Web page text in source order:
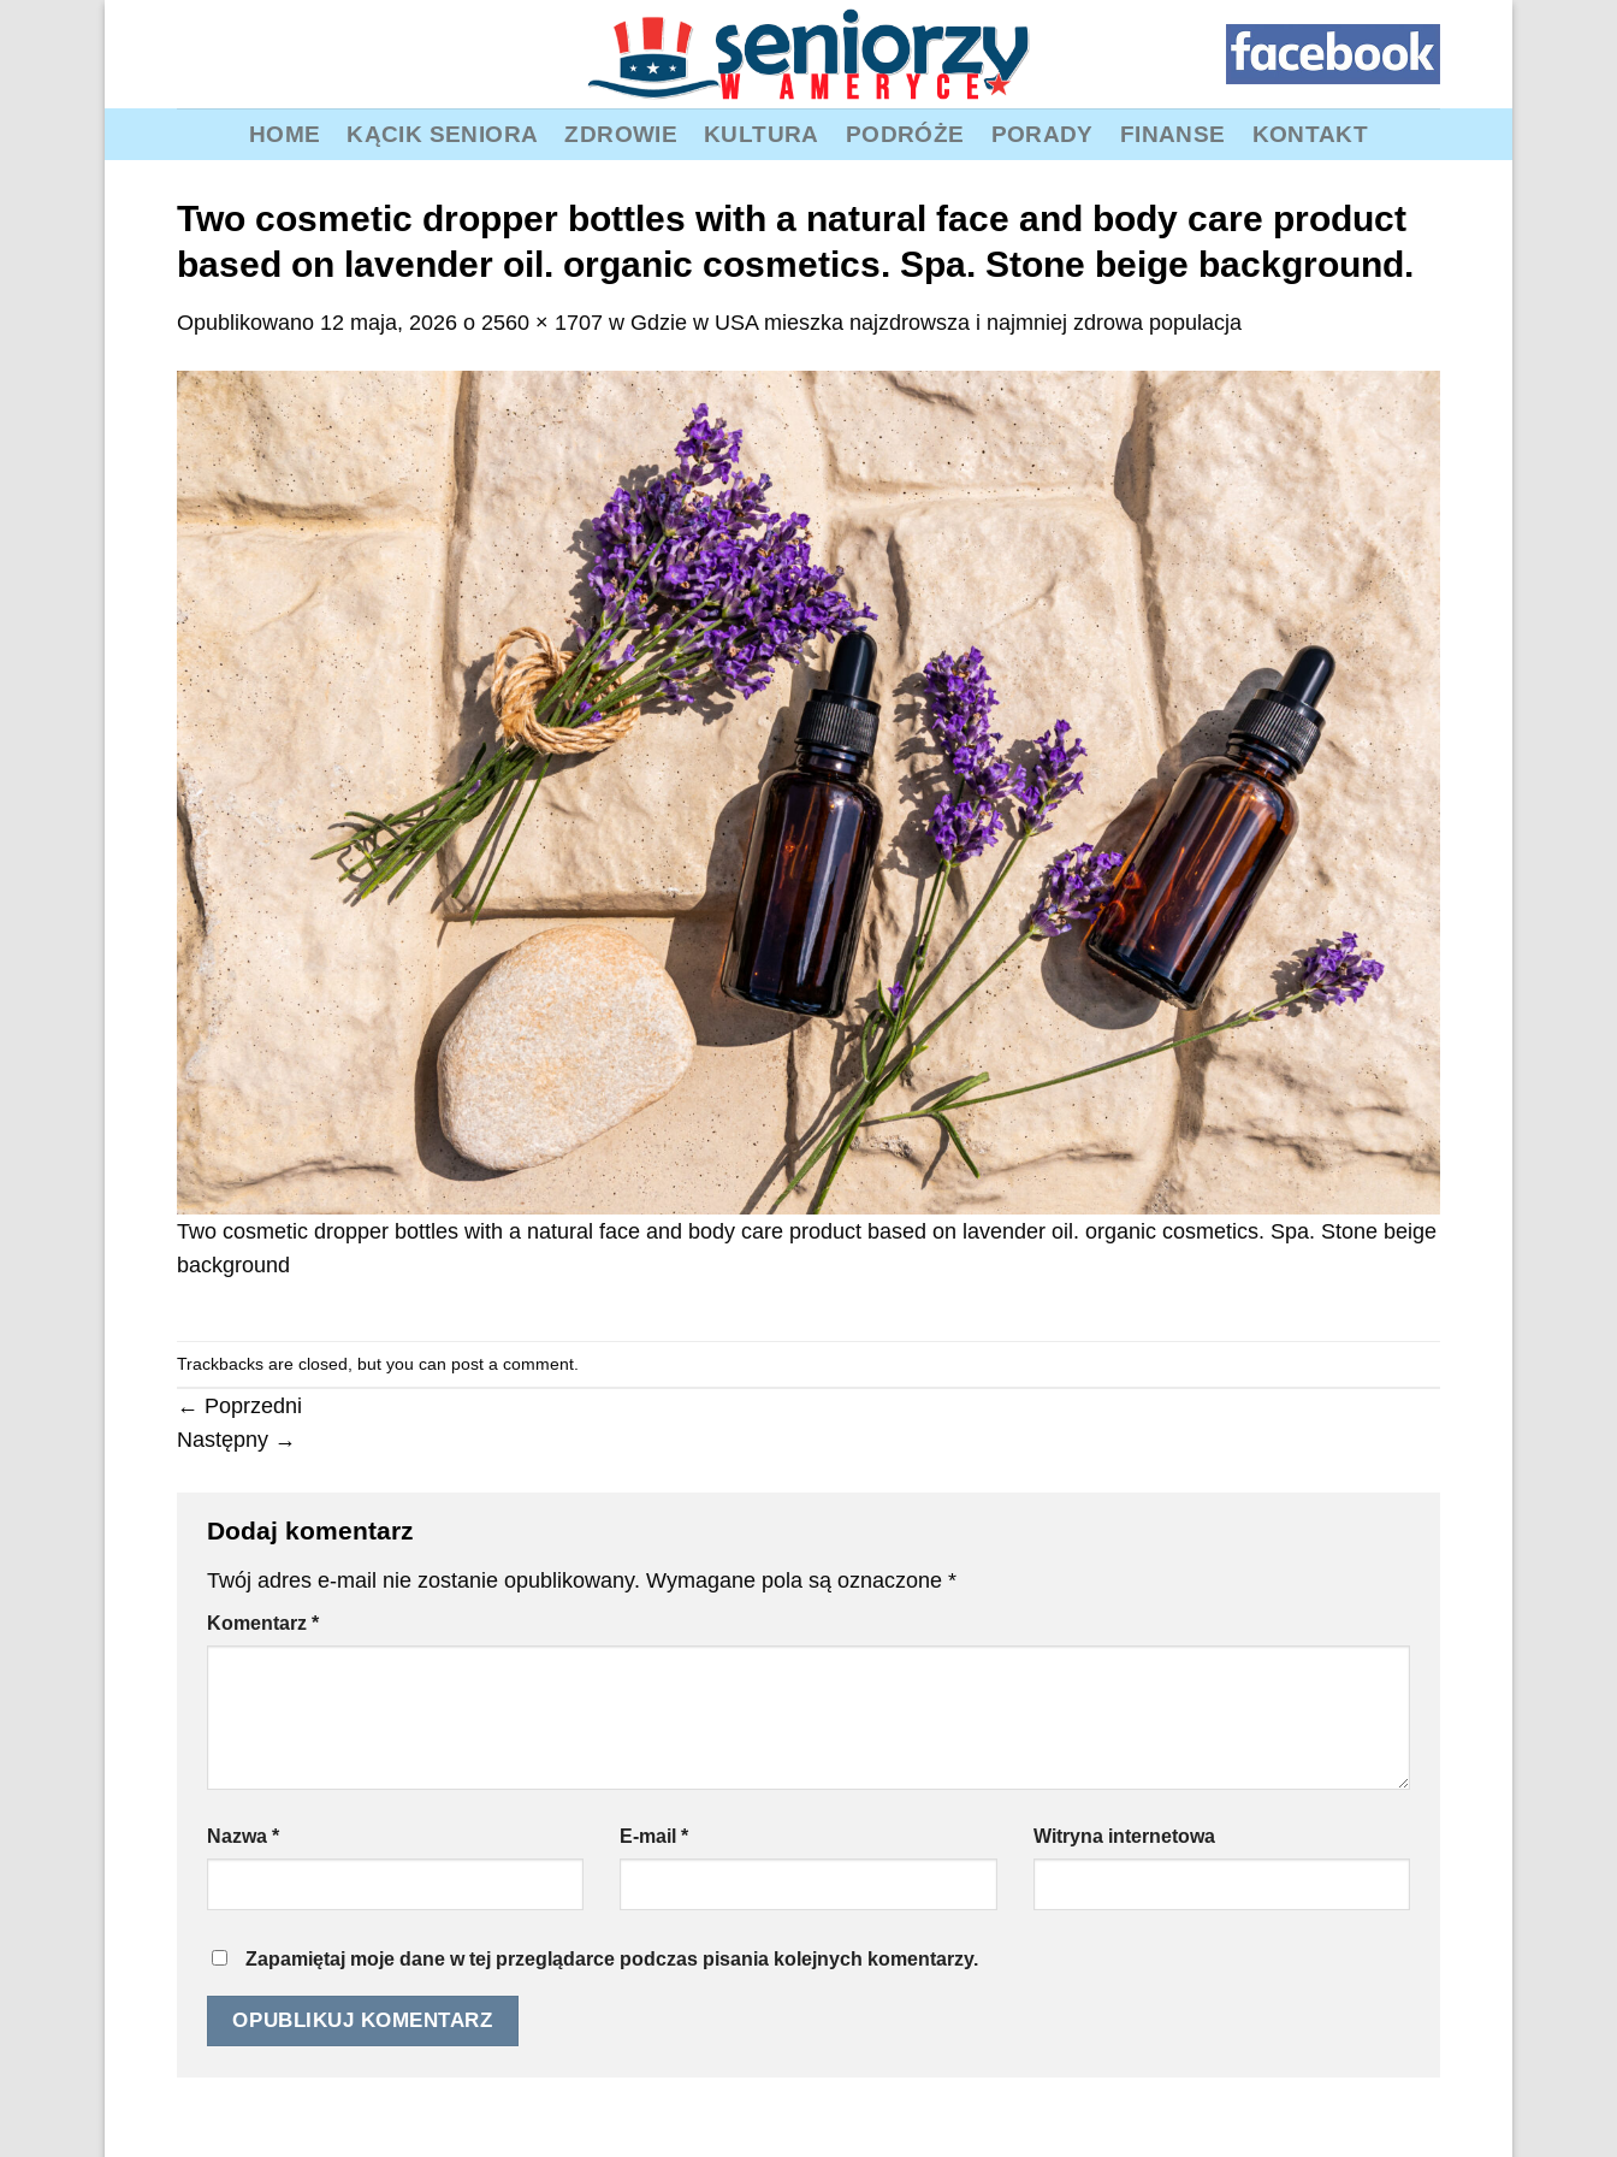
HOME KĄCIK SENIORA ZDROWIE KULTURA PODRÓŻE PORADY FINANSE KONTAKT
Two cosmetic dropper bottles with a natural face and body care product
based on lavender oil. organic cosmetics. Spa. Stone beige background.
Opublikowano 12 maja, 2026 o 2560 × 1707 w Gdzie w USA mieszka najzdrowsza i najmniej zdrowa populacja
Two cosmetic dropper bottles with a natural face and body care product based on lavender oil. organic cosmetics. Spa. Stone beige
background
Trackbacks are closed, but you can post a comment
← Poprzedni
Następny →
Dodaj komentarz
Twój adres e-mail nie zostanie opublikowany. Wymagane pola są oznaczone *
Komentarz *
Nazwa * E-mail* Witryna internetowa
Zapamiętaj moje dane w tej przeglądarce podczas pisania kolejnych komentarzy.